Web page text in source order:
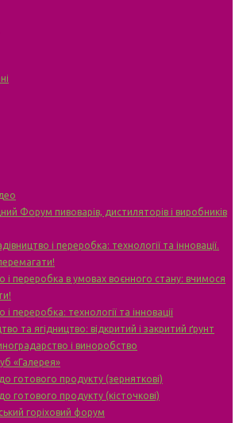
Форум пивоварів, дистиляторів і виробників
і переробка: технології та інновації.
і переробка в умовах воєнного стану: вчимося
і переробка: технології та інновації
та ягідництво: відкритий і закритий ґрунт
і виноробство
«Галерея»
готового продукту (зерняткові)
готового продукту (кісточкові)
горіховий форум